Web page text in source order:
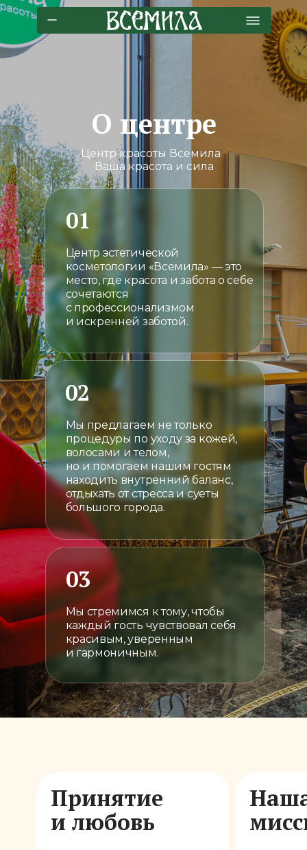
О центре
Центр красоты Всемила
Ваша красота и сила
01
02
03
Центр эстетической
косметологии «Всемила» — это
место, где красота и забота о себе
сочетаются
с профессионализмом
и искренней заботой.
Мы предлагаем не только
процедуры по уходу за кожей,
волосами и телом,
но и помогаем нашим гостям
находить внутренний баланс,
отдыхать от стресса и суеты
большого города.
Мы стремимся к тому, чтобы
каждый гость чувствовал себя
красивым, уверенным
и гармоничным.
Принятие
и любовь